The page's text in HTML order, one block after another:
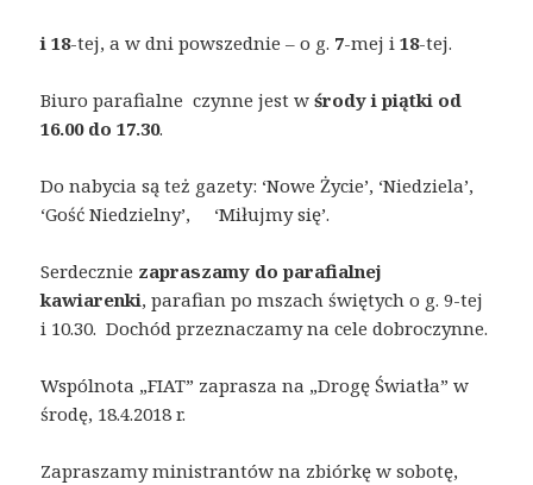
i 18-tej, a w dni powszednie – o g. 7-mej i18-tej.
Biuro parafialne czynne jest wśrody i piątki od
16.00 do 17.30.
Do nabycia są też gazety: ‘Nowe Życie’, ‘Niedziela’,
‘Gość Niedzielny’, ‘Miłujmy się’.
Serdecznie zapraszamy do parafialnej
kawiarenki, parafian po mszach świętych o g. 9-tej
i 10.30. Dochód przeznaczamy na cele dobroczynne.
Wspólnota „FIAT” zaprasza na „Drogę Światła” w
środę, 18.4.2018 r.
Zapraszamy ministrantów na zbiórkę w sobotę,